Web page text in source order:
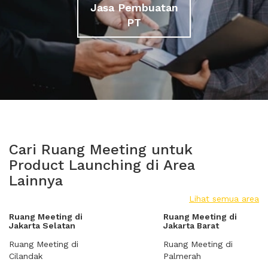
Jasa Pembuatan
PT
Cari Ruang Meeting untuk
Product Launching di Area
Lainnya
Lihat semua area
Ruang Meeting di
Jakarta Selatan
Ruang Meeting di
Cilandak
Ruang Meeting di
Jakarta Barat
Ruang Meeting di
Palmerah